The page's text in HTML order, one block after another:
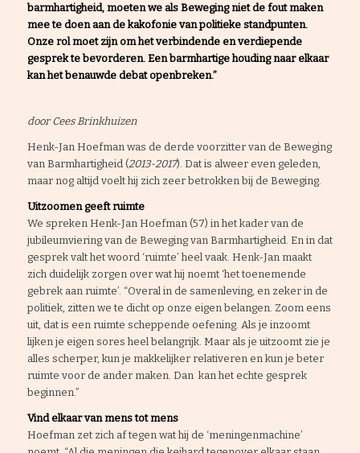
barmhartigheid, moeten we als Beweging niet de fout maken
mee te doen aan de kakofonie van politieke standpunten.
Onze rol moet zijn om het verbindende en verdiepende
gesprek te bevorderen. Een barmhartige houding naar elkaar
kan het benauwde debat openbreken.”
door Cees Brinkhuizen
Henk-Jan Hoefman was de derde voorzitter van de Beweging
van Barmhartigheid (2013-2017). Dat is alweer even geleden,
maar nog altijd voelt hij zich zeer betrokken bij de Beweging.
Uitzoomen geeft ruimte
We spreken Henk-Jan Hoefman (57) in het kader van de
jubileumviering van de Beweging van Barmhartigheid. En in dat
gesprek valt het woord ‘ruimte’ heel vaak. Henk-Jan maakt
zich duidelijk zorgen over wat hij noemt ‘het toenemende
gebrek aan ruimte’. “Overal in de samenleving, en zeker in de
politiek, zitten we te dicht op onze eigen belangen. Zoom eens
uit, dat is een ruimte scheppende oefening. Als je inzoomt
lijken je eigen sores heel belangrijk. Maar als je uitzoomt zie je
alles scherper, kun je makkelijker relativeren en kun je beter
ruimte voor de ander maken. Dan kan het echte gesprek
beginnen.”
Vind elkaar van mens tot mens
Hoefman zet zich af tegen wat hij de ‘meningenmachine’